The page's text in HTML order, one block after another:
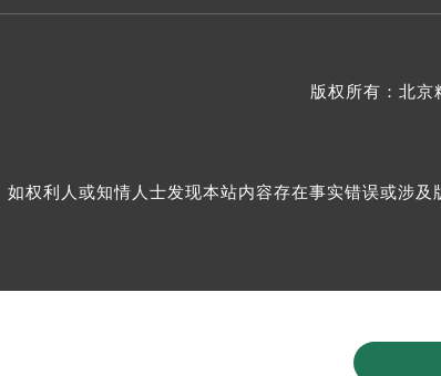
版权所有：北京
如权利人或知情人士发现本站内容存在事实错误或涉